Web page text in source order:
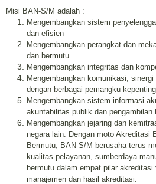
Misi BAN-S/M adalah :
Mengembangkan sistem
dan efisien
Mengembangkan perangkat dan
dan bermutu
Mengembangkan integritas dan
Mengembangkan komunikasi,
dengan berbagai pemangku
Mengembangkan sistem informasi
akuntabilitas publik dan pengambilan
Mengembangkan jejaring dan
negara lain. Dengan moto Akreditasi
Bermutu, BAN-S/M berusaha terus
kualitas pelayanan, sumberdaya
bermutu dalam empat pilar
manajemen dan hasil akreditasi.